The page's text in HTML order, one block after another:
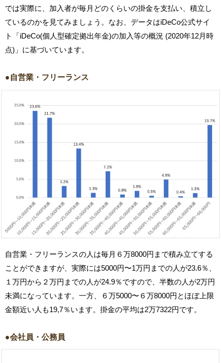
では実際に、加入者が毎月どのくらいの掛金を支払い、積立し
ているのかを見てみましょう。なお、データはiDeCo公式サイ
ト「iDeCo(個人型確定拠出年金)の加入等の概況 (2020年12月時
点)」に基づいています。
●自営業・フリーランス
自営業・フリーランスの人は毎月６万8000円まで積み立てする
ことができますが、実際には5000円〜1万円までの人が23.6％、
１万円から２万円までの人が24.9％ですので、半数の人が2万円
未満になっています。一方、６万5000〜６万8000円とほぼ上限
金額近い人も19,7％います。掛金の平均は2万7322円です。
●会社員・公務員